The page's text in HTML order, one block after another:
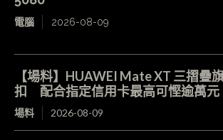
電腦 2026-08-09
【場料】HUAWEI Mate XT 三摺疊
扣 配合指定信用卡最高可慳逾萬元
場料 2026-08-09